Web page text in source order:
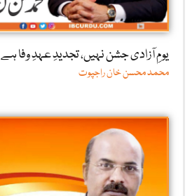
یومِ آزادی جشن نہیں، تجدیدِ عہدِ وفا ہے
محمد محسن خان راجپوت